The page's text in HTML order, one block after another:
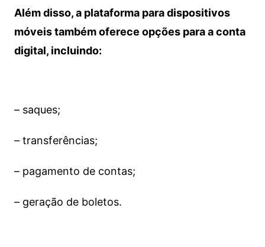
Além disso, a plataforma para dispositivos
móveis também oferece opções para a conta
digital, incluindo:
– saques;
– transferências;
– pagamento de contas;
– geração de boletos.